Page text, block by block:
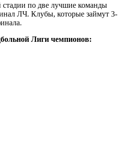
по две лучшие команды
ЛЧ. Клубы, которые займут 3-
Лиги чемпионов: